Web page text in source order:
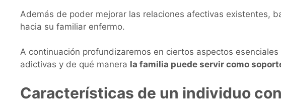
Además de poder mejorar las relaciones afectivas existentes,
hacia su familiar enfermo.
A continuación profundizaremos en ciertos aspectos
adictivas y de qué manera la familia puede servir como
Características de un individuo